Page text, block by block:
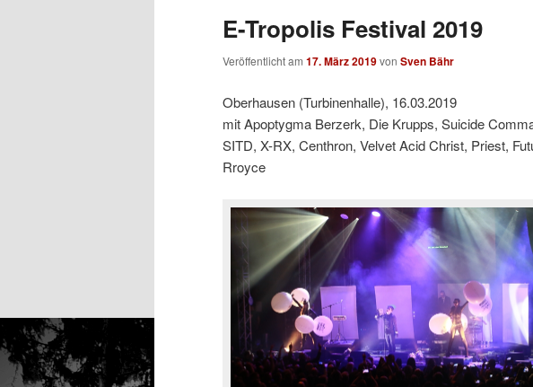
E-Tropolis Festival 2019
Veröffentlicht am 17. März 2019von Sven Bähr
Oberhausen (Turbinenhalle), 16.03.2019
mit Apoptygma Berzerk, Die Krupps, Suicide
SITD, X-RX, Centhron, Velvet Acid Christ, Priest,
Rroyce